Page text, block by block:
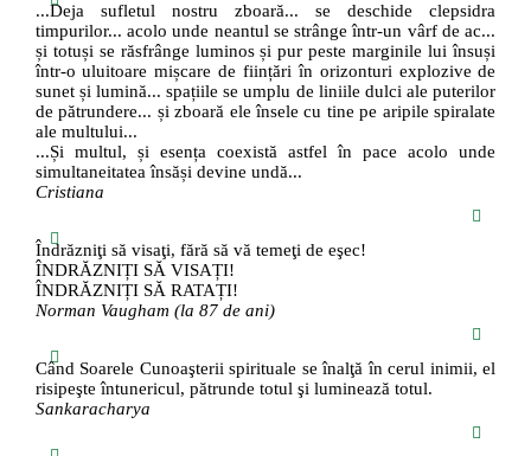
...Deja sufletul nostru zboară... se deschide clepsidra
timpurilor... acolo unde neantul se strânge într-un vârf de ac...
și totuși se răsfrânge luminos și pur peste marginile lui însuși
într-o uluitoare mișcare de ființări în orizonturi explozive de
sunet și lumină... spațiile se umplu de liniile dulci ale puterilor
de pătrundere... și zboară ele însele cu tine pe aripile spiralate
ale multului...
...Și multul, și esența coexistă astfel în pace acolo unde
simultaneitatea însăși devine undă...
Cristiana
Îndrăzniţi să visaţi, fără să vă temeţi de eşec!
ÎNDRĂZNIȚI SĂ VISAȚI!
ÎNDRĂZNIȚI SĂ RATAȚI!
Norman Vaugham (la 87 de ani)
Când Soarele Cunoaşterii spirituale se înalţă în cerul inimii, el
risipeşte întunericul, pătrunde totul şi luminează totul.
Sankaracharya